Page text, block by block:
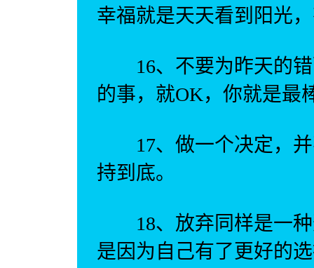
幸福就是天天看到阳光
16、不要为昨天的错
的事，就OK，你就是最
17、做一个决定，并
持到底。
18、放弃同样是一种
是因为自己有了更好的